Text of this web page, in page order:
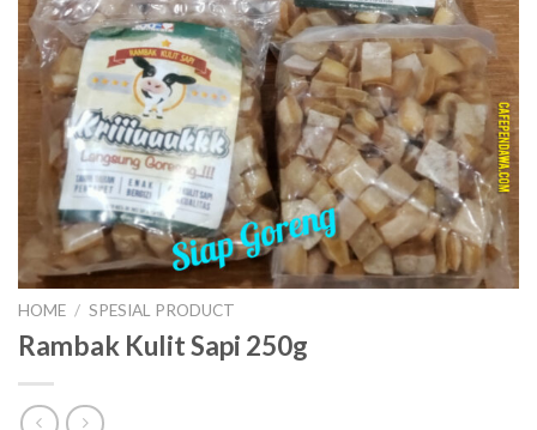
HOME / SPESIAL PRODUCT
Rambak Kulit Sapi 250g